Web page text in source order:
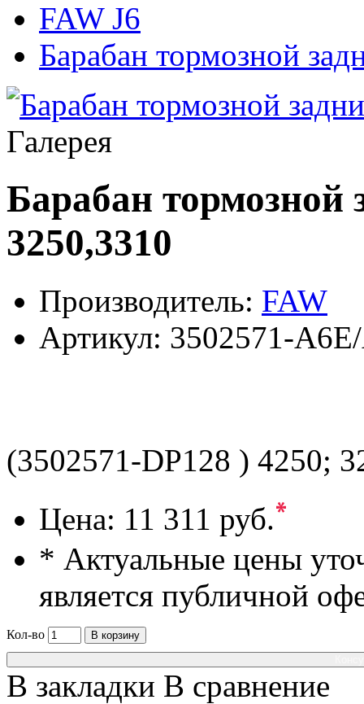
FAW J6
Барабан тормозной
Галерея
Барабан тормозной
3250,3310
Производитель: FAW
Артикул: 3502571-
(3502571-DP128 ) 4250;
Цена: 11 311 руб.*
* Актуальные цены
является публичной
Кол-во
В корзину
В закладки В сравнение